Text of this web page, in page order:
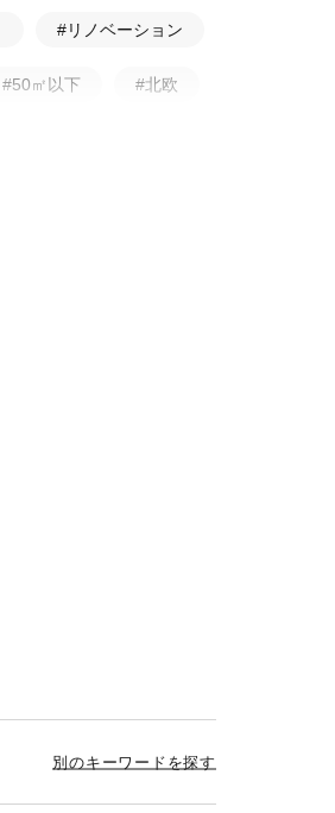
#リノベーション
#50㎡以下 #北欧
別のキーワードを探す